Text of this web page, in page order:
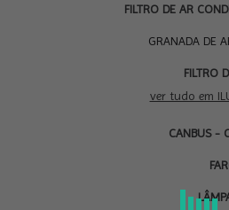
FILTRO DE AR
GRANADA DE
FILTRO
ver tudo em
CANBUS -